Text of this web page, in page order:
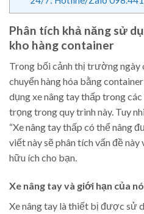
Phân tích khả năng sử
kho hàng container
Trong bối cảnh thị trường ngày
chuyển hàng hóa bằng
dụng xe nâng tay thấp trong
trọng trong quy trình này. Tuy
“Xe nâng tay thấp có thể nâng
viết này sẽ phân tích vấn đề
hữu ích cho bạn.
Xe nâng tay và giới hạn của nó
Xe nâng tay là thiết bị được sử